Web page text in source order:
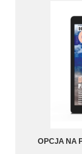
OPCJA NA